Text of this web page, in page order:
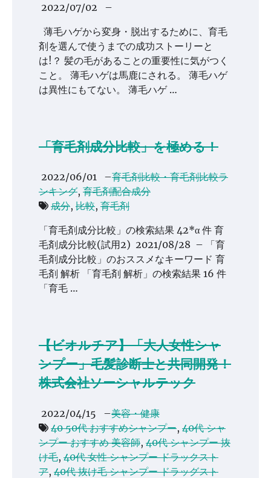
2022/07/02
–
薄毛ハゲから変身・脱出するために、育毛
剤を選んで使うまでの成功ストーリーと
は!？ 髪の毛があることの重要性に気がつく
こと。 薄毛ハゲは馬鹿にされる。 薄毛ハゲ
は異性にもてない。 薄毛ハゲ …
「育毛剤成分比較」を極める！
2022/06/01 –育毛剤比較・育毛剤比較ラ
ンキング, 育毛剤配合成分
成分, 比較, 育毛剤
「育毛剤成分比較」の検索結果 42*α 件 育
毛剤成分比較(試用2) 2021/08/28 – 「育
毛剤成分比較」のおススメなキーワード 育
毛剤 解析 「育毛剤 解析」の検索結果 16 件
「育毛 …
【ビオルチア】「大人女性シャ
ンプー」毛髪診断士と共同開発！
株式会社ソーシャルテック
2022/04/15 –美容・健康
40 50代 おすすめシャンプー, 40代 シャ
ンプー おすすめ 美容師, 40代 シャンプー 抜
け毛, 40代 女性 シャンプー ドラックスト
ア, 40代 抜け毛 シャンプー ドラッグスト